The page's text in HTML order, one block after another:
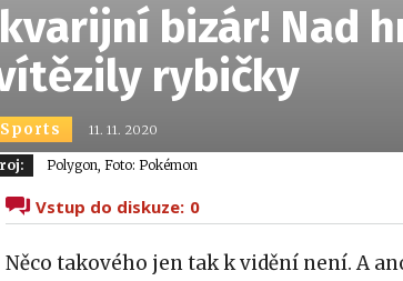
bizár! Nad
rybičky
11. 11. 2020
Polygon, Foto: Pokémon
Vstup do diskuze: 0
Něco takového jen tak k vidění není. A